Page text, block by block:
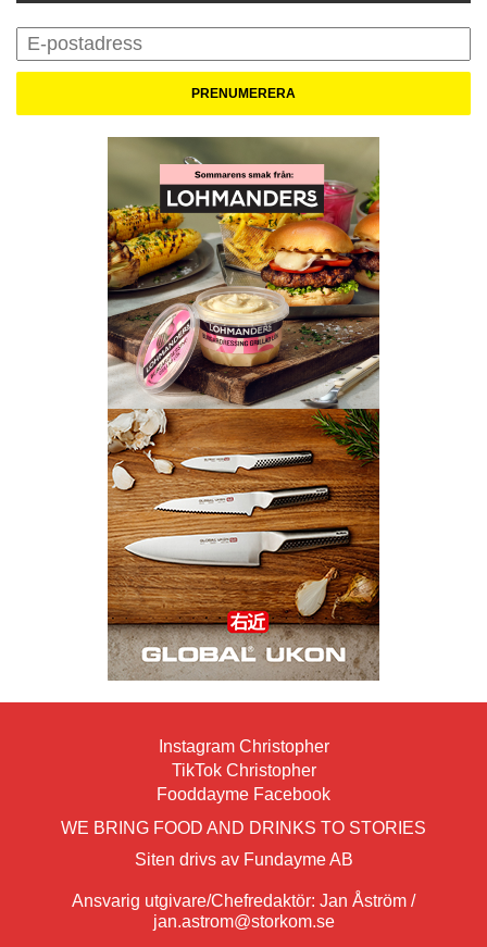
Instagram Christopher
TikTok Christopher
Fooddayme Facebook
WE BRING FOOD AND DRINKS TO STORIES
Siten drivs av Fundayme AB
Ansvarig utgivare/Chefredaktör: Jan Åström /
jan.astrom@storkom.se